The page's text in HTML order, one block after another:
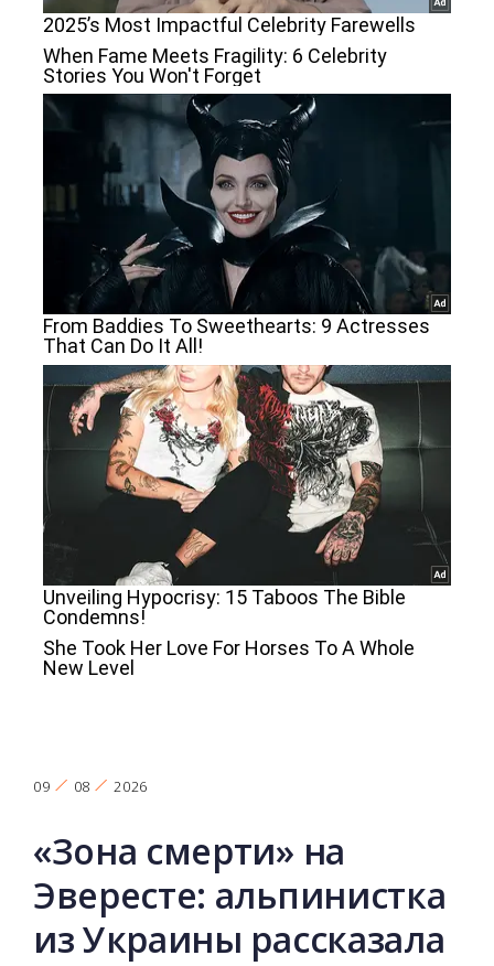
09 08 2026
«Зона смерти» на
Эвересте: альпинистка
из Украины рассказала